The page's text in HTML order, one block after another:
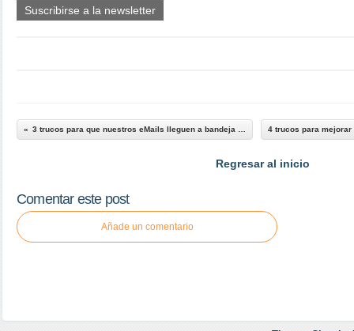
Suscribirse a la newsletter
Regresar al inicio
Comentar este post
Añade un comentario